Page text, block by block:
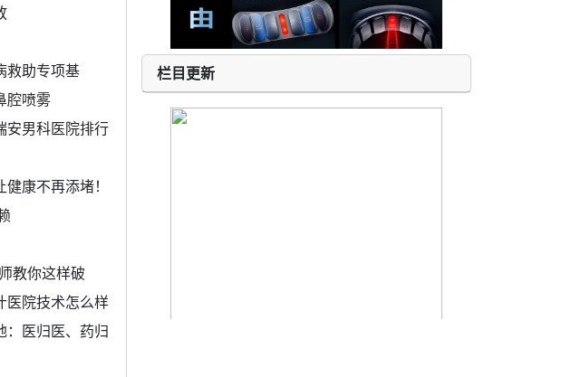
救助专项基
腔喷雾
安男科医院排行
康不再添堵！
教你这样破
医院技术怎么样
：医归医、药归
栏目更新